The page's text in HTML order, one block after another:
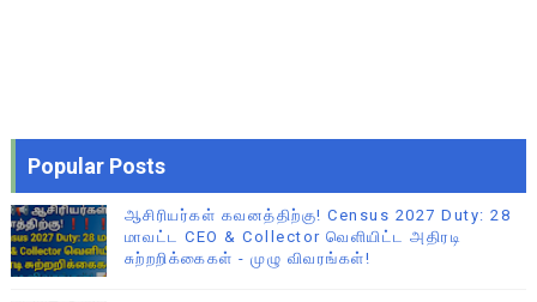
Popular Posts
ஆசிரியர்கள் கவனத்திற்கு! Census 2027 Duty: 28
மாவட்ட CEO & Collector வெளியிட்ட அதிரடி
சுற்றறிக்கைகள் - முழு விவரங்கள்!